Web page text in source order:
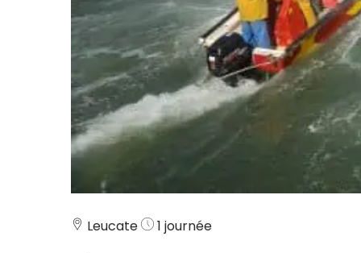
Leucate
1 journée